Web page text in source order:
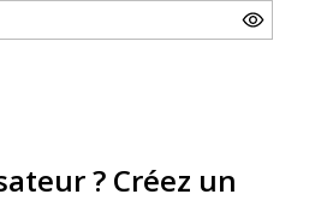
? Créez un